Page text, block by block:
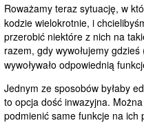
Roważamy teraz sytuację, w
kodzie wielokrotnie, i
przerobić niektóre z nich na
razem, gdy wywołujemy
wywoływało odpowiednią
Jednym ze sposobów byłaby
to opcja dość inwazyjna.
podmienić same funkcje na ich